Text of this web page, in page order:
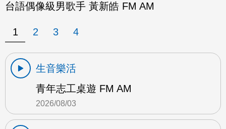
台語偶像級男歌手 黃新皓 FM AM
1 2 3 4
生音樂活
青年志工桌遊 FM AM
2026/08/03